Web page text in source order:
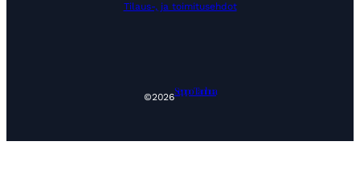
Tilaus-, ja toimitusehdot
©2026Seppo Tanhua